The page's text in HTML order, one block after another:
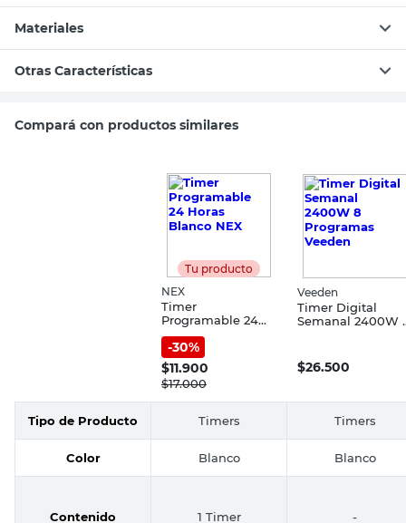
Materiales
Otras Características
Compará con productos similares
Tu producto
NEX
Timer
Programable 24
Horas Blanco NEX
-30%
$11.900
$17.000
Veeden
Timer Digital
Semanal 2400W
$26.500
Tipo de Producto Timers Timers
Color Blanco Blanco
Contenido 1 Timer -